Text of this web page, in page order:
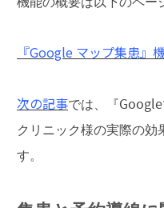
『Google マップ集患』
次の記事では、『
クリニック様の実際の効
す。